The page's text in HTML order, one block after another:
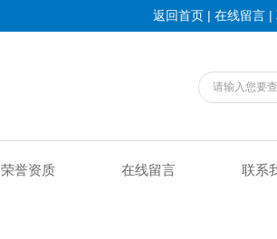
返回首页 | 在线留言 |
荣誉资质 在线留言 联系